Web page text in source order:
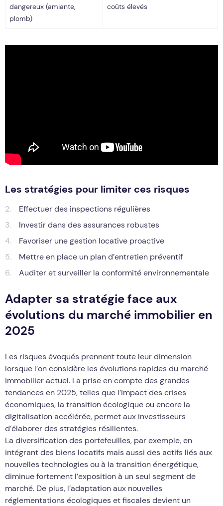
dangereux (amiante,
plomb)
coûts élevés
Les stratégies pour limiter ces risques
Effectuer des inspections régulières
Investir dans des assurances robustes
Favoriser une gestion locative proactive
Mettre en place un plan d’entretien préventif
Auditer et surveiller la conformité environnementale
Adapter sa stratégie face aux
évolutions du marché immobilier en
2025
Les risques évoqués prennent toute leur dimension
lorsque l’on considère les évolutions rapides du marché
immobilier actuel. La prise en compte des grandes
tendances en 2025, telles que l’impact des crises
économiques, la transition écologique ou encore la
digitalisation accélérée, permet aux investisseurs
d’élaborer des stratégies résilientes.
La diversification des portefeuilles, par exemple, en
intégrant des biens locatifs mais aussi des actifs liés aux
nouvelles technologies ou à la transition énergétique,
diminue fortement l’exposition à un seul segment de
marché. De plus, l’adaptation aux nouvelles
réglementations écologiques et fiscales devient un